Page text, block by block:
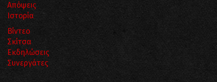
Απόψεις
Ιστορία
Βίντεο
Σκίτσα
Εκδηλώσεις
Συνεργάτες